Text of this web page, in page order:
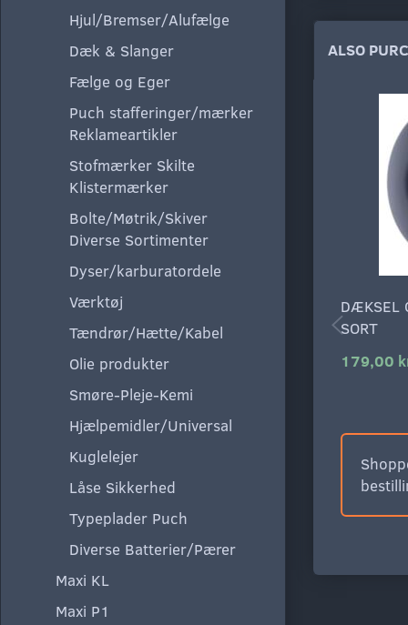
Hjul/Bremser/Alufælge
Dæk & Slanger
Fælge og Eger
Puch stafferinger/mærker
Reklameartikler
Stofmærker Skilte
Klistermærker
Bolte/Møtrik/Skiver
Diverse Sortimenter
Dyser/karburatordele
Værktøj
Tændrør/Hætte/Kabel
Olie produkter
Smøre-Pleje-Kemi
Hjælpemidler/Universal
Kuglelejer
Låse Sikkerhed
Typeplader Puch
Diverse Batterier/Pærer
Maxi KL
Maxi P1
ALSO
DÆKSEL
SORT
179,00